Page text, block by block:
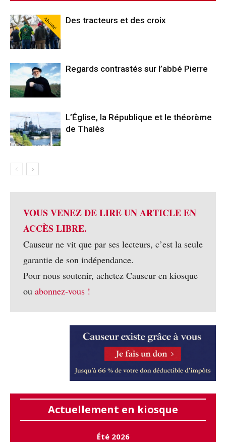
Abonné Des tracteurs et des croix
Regards contrastés sur l’abbé Pierre
L’Église, la République et le théorème
de Thalès
VOUS VENEZ DE LIRE UN ARTICLE EN
ACCÈS LIBRE.
Causeur ne vit que par ses lecteurs, c’est la seule
garantie de son indépendance.
Pour nous soutenir, achetez Causeur en kiosque
ou abonnez-vous !
Actuellement en kiosque
Été 2026